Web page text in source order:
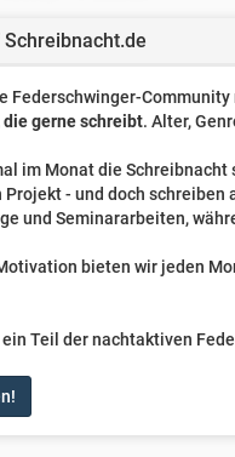
Federschwinger-
gerne schreibt. Alter,
im Monat die Schreibnacht
- und doch
und Seminararbeiten,
bieten wir jeden
Teil der nachtaktiven